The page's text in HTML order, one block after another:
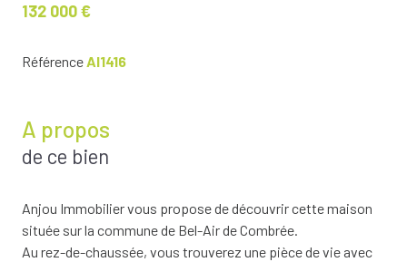
132 000 €
RéférenceAI1416
A propos
de ce bien
Anjou Immobilier vous propose de découvrir cette maison
située sur la commune de Bel-Air de Combrée.
Au rez-de-chaussée, vous trouverez une pièce de vie avec